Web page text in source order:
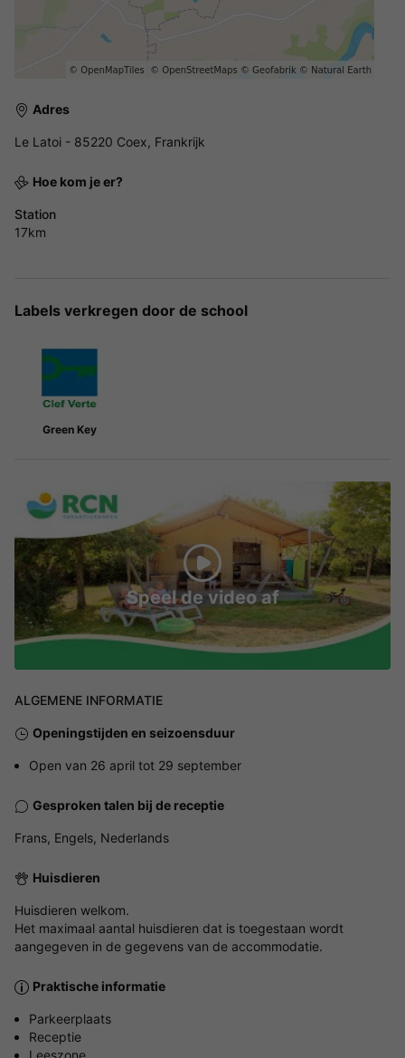
Adres
Le Latoi - 85220 Coex, Frankrijk
Hoe kom je er?
Station
17km
Labels verkregen door de school
Green Key
Speel de video af
ALGEMENE INFORMATIE
Openingstijden en seizoensduur
Open van 26 april tot 29 september
Gesproken talen bij de receptie
Frans, Engels, Nederlands
Huisdieren
Huisdieren welkom.
Het maximaal aantal huisdieren dat is toegestaan wordt
aangegeven in de gegevens van de accommodatie.
Praktische informatie
Parkeerplaats
Receptie
Leeszone